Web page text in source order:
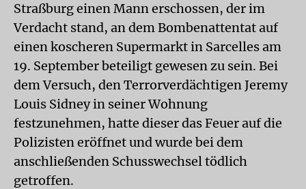
Straßburg einen Mann erschossen, der im
Verdacht stand, an dem Bombenattentat auf
einen koscheren Supermarkt in Sarcelles am
19. September beteiligt gewesen zu sein. Bei
dem Versuch, den Terrorverdächtigen Jeremy
Louis Sidney in seiner Wohnung
festzunehmen, hatte dieser das Feuer auf die
Polizisten eröffnet und wurde bei dem
anschließenden Schusswechsel tödlich
getroffen.